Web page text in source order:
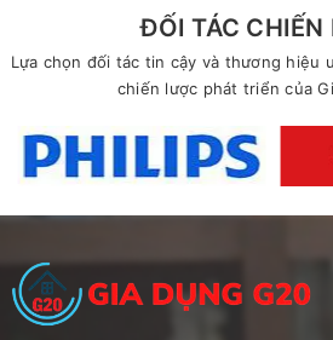
ĐỐI TÁC CHIẾN
Lựa chọn đối tác tin cậy và thương hiệu
chiến lược phát triển của